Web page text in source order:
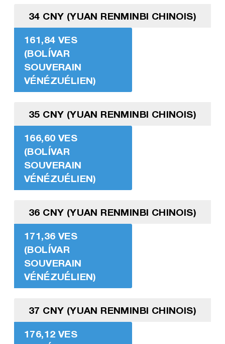
34 CNY (YUAN RENMINBI CHINOIS)
161,84 VES
(BOLÍVAR
SOUVERAIN
VÉNÉZUÉLIEN)
35 CNY (YUAN RENMINBI CHINOIS)
166,60 VES
(BOLÍVAR
SOUVERAIN
VÉNÉZUÉLIEN)
36 CNY (YUAN RENMINBI CHINOIS)
171,36 VES
(BOLÍVAR
SOUVERAIN
VÉNÉZUÉLIEN)
37 CNY (YUAN RENMINBI CHINOIS)
176,12 VES